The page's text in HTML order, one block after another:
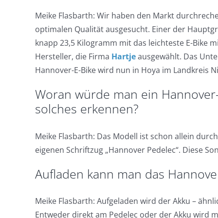
Meike Flasbarth: Wir haben den Markt
optimalen Qualität ausgesucht. Einer der
knapp 23,5 Kilogramm mit das leichteste E-Bike
Hersteller, die Firma Hartjeausgewählt. Das
Hannover-E-Bike wird nun in Hoya im Landkreis
Woran würde man ein
solches erkennen?
Meike Flasbarth: Das Modell ist schon allein
eigenen Schriftzug „Hannover Pedelec“. Diese
Aufladen kann man das
Meike Flasbarth: Aufgeladen wird der Akku –
Entweder direkt am Pedelec oder der Akku wird